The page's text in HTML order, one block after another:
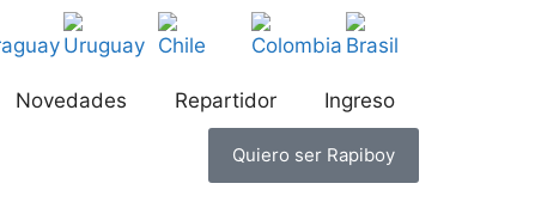
Novedades Repartidor Ingreso
Quiero ser Rapiboy